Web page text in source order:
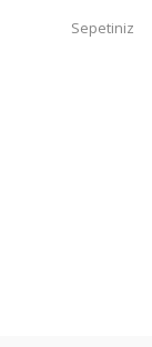
Sepetiniz